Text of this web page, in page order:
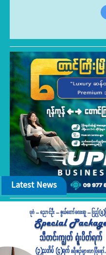
Previous
Latest News